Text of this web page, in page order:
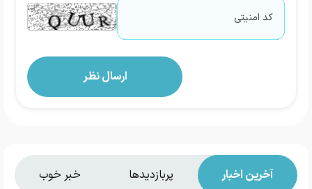
آخرین اخبار پربازدیدها خبر خوب